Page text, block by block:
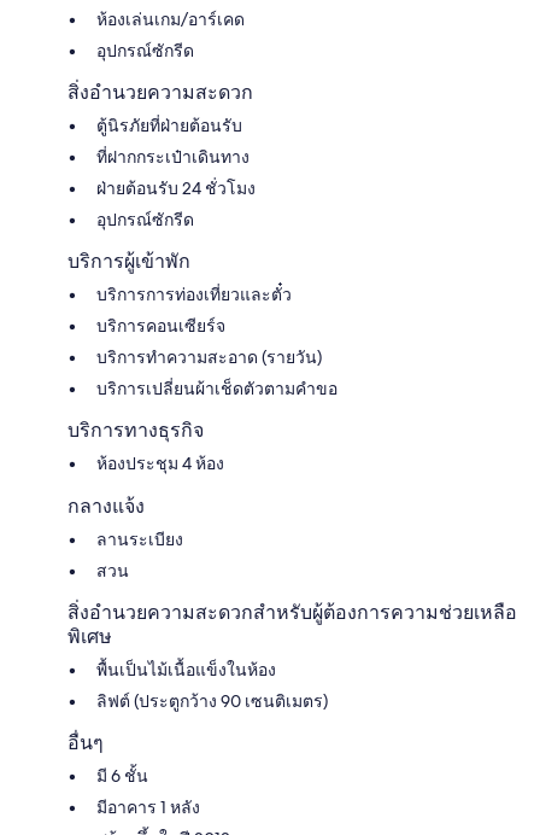
ห้องเล่นเกม/อาร์เคด
อุปกรณ์ซักรีด
สิ่งอำนวยความสะดวก
ตู้นิรภัยที่ฝ่ายต้อนรับ
ที่ฝากกระเป๋าเดินทาง
ฝ่ายต้อนรับ 24 ชั่วโมง
อุปกรณ์ซักรีด
บริการผู้เข้าพัก
บริการการท่องเที่ยวและตั๋ว
บริการคอนเซียร์จ
บริการทำความสะอาด (รายวัน)
บริการเปลี่ยนผ้าเช็ดตัวตามคำขอ
บริการทางธุรกิจ
ห้องประชุม 4 ห้อง
กลางแจ้ง
ลานระเบียง
สวน
สิ่งอำนวยความสะดวกสำหรับผู้ต้องการความช่วยเหลือ
พิเศษ
พื้นเป็นไม้เนื้อแข็งในห้อง
ลิฟต์ (ประตูกว้าง 90 เซนติเมตร)
อื่นๆ
มี 6 ชั้น
มีอาคาร 1 หลัง